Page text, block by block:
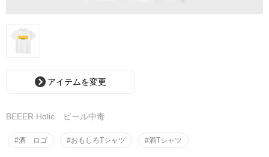
アイテムを変更
BEEER Holic ビール中毒
#酒 ロゴ #おもしろTシャツ #酒Tシャツ